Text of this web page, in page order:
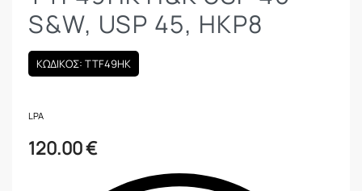
S&W, USP 45, HKP8
ΚΩΔΙΚΟΣ: TTF49HK
LPA
120.00€